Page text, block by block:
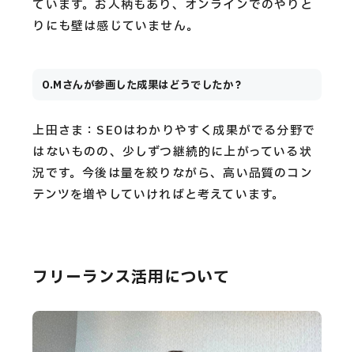
ています。お人柄もあり、オンラインでのやりと
りにも壁は感じていません。
O.Mさんが参画した成果はどうでしたか？
上田さま：SEOはわかりやすく成果がでる分野で
はないものの、少しずつ継続的に上がっている状
況です。今後は量を絞りながら、高い品質のコン
テンツを増やしていければと考えています。
フリーランス活用について